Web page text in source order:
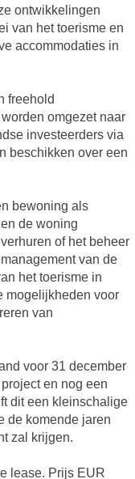
ontwikkelingen
van het toerisme en
accommodaties in
freehold
omgezet naar
investeerders via
beschikken over een
bewoning als
de woning
of het beheer
van de
het toerisme in
mogelijkheden voor
van
voor 31 december
en nog een
dit een kleinschalige
de komende jaren
zal krijgen.
lease. Prijs EUR